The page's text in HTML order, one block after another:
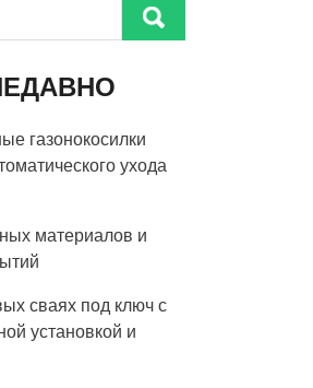
газонокосилки
ухода
материалов и
сваях под ключ с
установкой и